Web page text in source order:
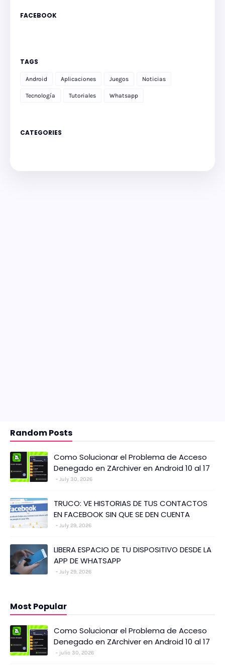
FACEBOOK
TAGS
Android Aplicaciones Juegos Noticias
Tecnología Tutoriales Whatsapp
CATEGORIES
Random Posts
Como Solucionar el Problema de Acceso
Denegado en ZArchiver en Android 10 al 17
July 30, 2026
TRUCO: VE HISTORIAS DE TUS CONTACTOS
EN FACEBOOK SIN QUE SE DEN CUENTA
July 29, 2026
LIBERA ESPACIO DE TU DISPOSITIVO DESDE LA
APP DE WHATSAPP
July 29, 2026
Most Popular
Como Solucionar el Problema de Acceso
Denegado en ZArchiver en Android 10 al 17
julio 30, 2026